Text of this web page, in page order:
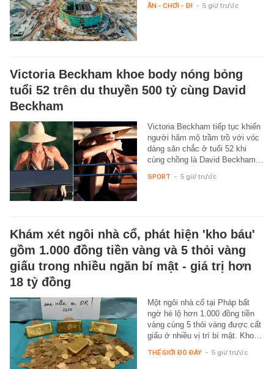
ĂN - CHƠI - ĐI - 5 giờ trước
Victoria Beckham khoe body nóng bỏng
tuổi 52 trên du thuyền 500 tỷ cùng David
Beckham
Victoria Beckham tiếp tục khiến
người hâm mộ trầm trồ với vóc
dáng săn chắc ở tuổi 52 khi
cùng chồng là David Beckham…
SPORT - 5 giờ trước
Khám xét ngôi nhà cổ, phát hiện 'kho báu'
gồm 1.000 đồng tiền vàng và 5 thỏi vàng
giấu trong nhiều ngăn bí mật - giá trị hơn
18 tỷ đồng
Một ngôi nhà cổ tại Pháp bất
ngờ hé lộ hơn 1.000 đồng tiền
vàng cùng 5 thỏi vàng được cất
giấu ở nhiều vị trí bí mật. Kho…
THẾ GIỚI ĐÓ ĐÂY - 5 giờ trước